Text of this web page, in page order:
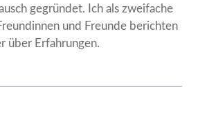
gegründet. Ich als zweifache
und Freunde berichten
über Erfahrungen.